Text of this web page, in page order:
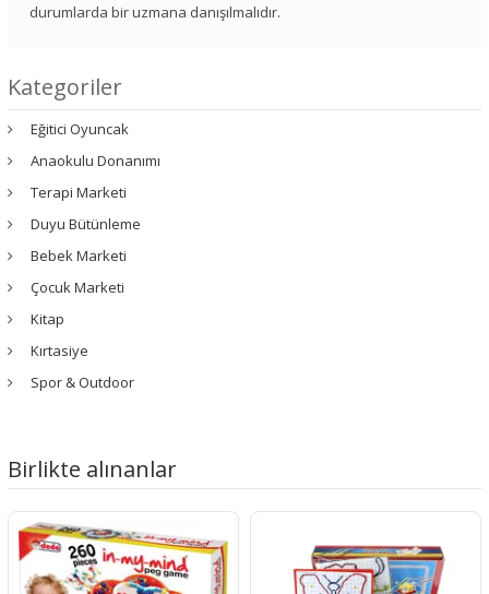
durumlarda bir uzmana danışılmalıdır.
Kategoriler
Eğitici Oyuncak
Anaokulu Donanımı
Terapi Marketi
Duyu Bütünleme
Bebek Marketi
Çocuk Marketi
Kitap
Kırtasiye
Spor & Outdoor
Birlikte alınanlar